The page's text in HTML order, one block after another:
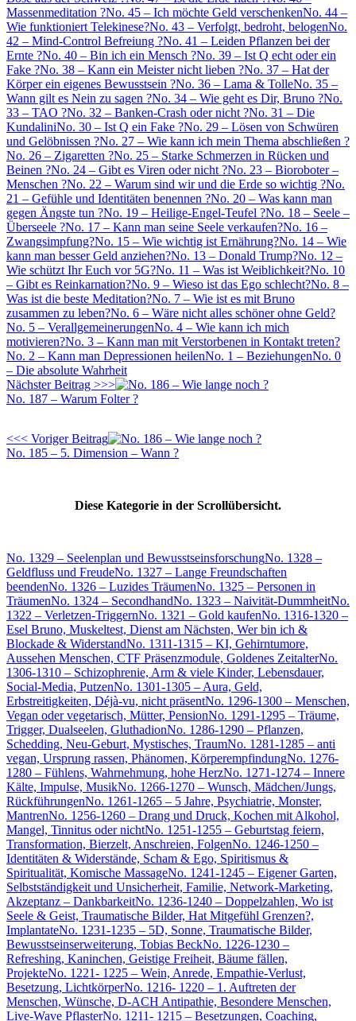
Massenmeditation ?No. 45 – Ich möchte Geld verschenkenNo. 44 –
Wie funktioniert Telekinese?No. 43 – Verfolgt, bedroht, belogenNo.
42 – Mind-Control Befreiung ?No. 41 – Leiden Pflanzen bei der
Ernte ?No. 40 – Bin ich ein Mensch ?No. 39 – Ist Q echt oder ein
Fake ?No. 38 – Kann ein Meister nicht lieben ?No. 37 – Hat der
Körper ein eigenes Bewusstsein ?No. 36 – Lama & TolleNo. 35 –
Wann gilt es Nein zu sagen ?No. 34 – Wie geht es Dir, Bruno ?No.
33 – TAO ?No. 32 – Banken-Crash oder nicht ?No. 31 – Die
KundaliniNo. 30 – Ist Q ein Fake ?No. 29 – Lösen von Schwüren
und Gelöbnissen ?No. 27 – Wie kann ich mein Thema abschließen ?
No. 26 – Zigaretten ?No. 25 – Starke Schmerzen in Rücken und
Beinen ?No. 24 – Gibt es Viren oder nicht ?No. 23 – Bioroboter –
Menschen ?No. 22 – Warum sind wir und die Erde so wichtig ?No.
21 – Gefühle und Identitäten benennen ?No. 20 – Was kann man
gegen Ängste tun ?No. 19 – Heilige-Engel-Teufel ?No. 18 – Seele –
Überseele ?No. 17 – Kann man seine Seele verkaufen?No. 16 –
Zwangsimpfung?No. 15 – Wie wichtig ist Ernährung?No. 14 – Wie
kann man besser Geld anziehen?No. 13 – Donald Trump?No. 12 –
Wie schützt Ihr Euch vor 5G?No. 11 – Was ist Weiblichkeit?No. 10
– Gibt es Reinkarnation?No. 9 – Wieso ist das Ego schlecht?No. 8 –
Was ist die beste Meditation?No. 7 – Wie ist es mit Bruno
zusammen zu leben?No. 6 – Wäre nicht alles schöner ohne Geld?
No. 5 – VerallgemeinerungenNo. 4 – Wie kann ich mich
motivieren?No. 3 – Kann man mit Verstorbenen in Kontakt treten?
No. 2 – Kann man Depressionen heilenNo. 1 – BeziehungenNo. 0
– Die absolute Wahrheit
Nächster Beitrag >>>
No. 187 – Warum Folter ?
<<< Voriger Beitrag
No. 185 – 5. Dimension – Wann ?
Diese Kategorie in der Scrollübersicht.
No. 1329 – Seelenplan und BewusstseinsforschungNo. 1328 –
Geldfluss und FreudeNo. 1327 – Lange Freundschaften
beendenNo. 1326 – Luzides TräumenNo. 1325 – Personen in
TräumenNo. 1324 – SecondhandNo. 1323 – Naivität-DummheitNo.
1322 – Verletzen-TriggernNo. 1321 – Gold kaufenNo. 1316-1320 –
Esel Bruno, Muskeltest, Dienst am Nächsten, Wer bin ich &
Blockade & WiderstandNo. 1311-1315 – KI, Gehirntumore,
Aussehen Menschen, CTF Präsenzmodule, Goldenes ZeitalterNo.
1306-1310 – Schizophrenie, Arm & viele Kinder, Lebensdauer,
Social-Media, PutzenNo. 1301-1305 – Aura, Geld,
Erbstreitigkeiten, Déjà-vu, nicht präsentNo. 1296-1300 – Menschen,
Vegan oder vegetarisch, Mütter, PensionNo. 1291-1295 – Träume,
Trigger, Dualseelen, GluthadionNo. 1286-1290 – Pflanzen,
Schedding, Neu-Geburt, Mystisches, TraumNo. 1281-1285 – anti
vegan, Ursprung rassen, Phänomen, KörperempfindungNo. 1276-
1280 – Fühlens, Wahrnehmung, hohe HerzNo. 1271-1274 – Innere
Kälte, Impulse, MusikNo. 1266-1270 – Wunsch, Mädchen/Jungs,
RückführungenNo. 1261-1265 – 5 Jahre, Psychiatrie, Monster,
MantrenNo. 1256-1260 – Drang und Druck, Kochen mit Alkohol,
Mangel, Tinnitus oder nichtNo. 1251-1255 – Geburtstag feiern,
Transformation, Bierzelt, Anschreien, FolgenNo. 1246-1250 –
Identitäten & Widerstände, Scham & Ego, Spiritismus &
Spiritualität, Komische MassageNo. 1241-1245 – Eigener Garten,
Selbstständigkeit und Unsicherheit, Familie, Network-Marketing,
Akzeptanz – DankbarkeitNo. 1236-1240 – Doppelzahlen, Wo ist
Seele & Geist, Traumatische Bilder, Hat Mitgefühl Grenzen?,
ImplantateNo. 1231-1235 – 5D, Sonne, Traumatische Bilder,
Bewusstseinserweiterung, Tobias BeckNo. 1226-1230 –
Refreshing, Kaninchen, Geistige Freiheit, Bäume fällen,
ProjekteNo. 1221- 1225 – Wein, Anrede, Empathie-Verlust,
Besetzung, LichtkörperNo. 1216- 1220 – 1. Auftreten der
Menschen, Wünsche, D-ACH Antipathie, Besondere Menschen,
Live-Wave PflasterNo. 1211- 1215 – Besetzungen, Coaching,